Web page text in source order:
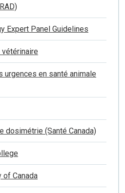
Expert Panel Guidelines
urgences en santé animale
dosimétrie (Santé Canada)
of Canada